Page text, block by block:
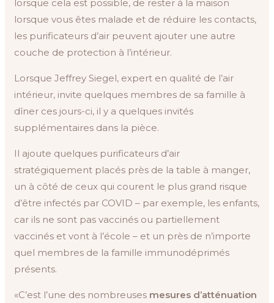
lorsque cela est possible, de rester à la maison
lorsque vous êtes malade et de réduire les contacts,
les purificateurs d’air peuvent ajouter une autre
couche de protection à l’intérieur.
Lorsque Jeffrey Siegel, expert en qualité de l’air
intérieur, invite quelques membres de sa famille à
dîner ces jours-ci, il y a quelques invités
supplémentaires dans la pièce.
Il ajoute quelques purificateurs d’air
stratégiquement placés près de la table à manger,
un à côté de ceux qui courent le plus grand risque
d’être infectés par COVID – par exemple, les enfants,
car ils ne sont pas vaccinés ou partiellement
vaccinés et vont à l’école – et un près de n’importe
quel membres de la famille immunodéprimés
présents.
«C’est l’une des nombreuses mesures d’atténuation